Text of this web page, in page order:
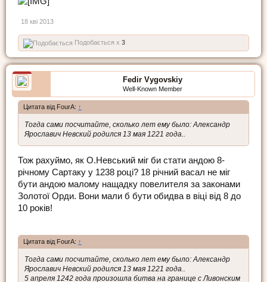
18 кві 2013
Подобається x 3
Fedir Vygovskiy
Well-Known Member
Цитата від FourA: ↑
Тогда сами посчитайте, сколько лет ему было: Александр
Ярославич Невский родился 13 мая 1221 года..
Тож рахуймо, як О.Невський міг би стати андою 8-
річному Сартаку у 1238 році? 18 річний васал не міг
бути андою малому нащадку повелителя за законами
Золотої Орди. Вони мали б бути обидва в віці від 8 до
10 років!
Цитата від FourA: ↑
Тогда сами посчитайте, сколько лет ему было: Александр
Ярославич Невский родился 13 мая 1221 года..
5 апреля 1242 года произошла битва на границе с Ливонским